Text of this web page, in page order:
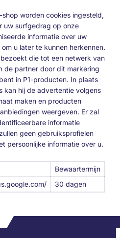
worden cookies ingesteld,
uw surfgedrag op onze
informatie over uw
u later te kunnen herkennen.
die tot een netwerk van
de partner door dit markering
in P1-producten. In plaats
kan hij de advertentie volgens
maken en producten
weergeven. Er zal
informatie
geen gebruiksprofielen
persoonlijke informatie over u.
Bewaartermijn
30 dagen